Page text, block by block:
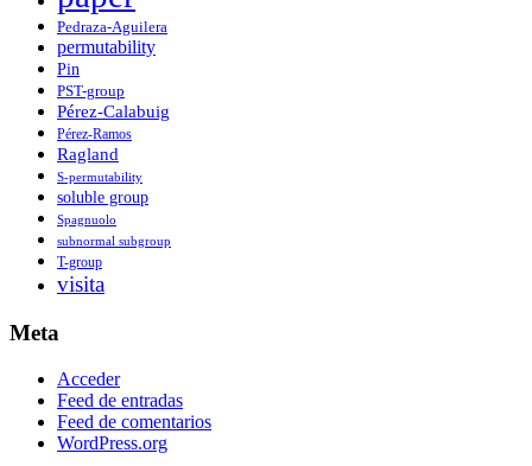
Pedraza-Aguilera
permutability
Pin
PST-group
Pérez-Calabuig
Pérez-Ramos
Ragland
S-permutability
soluble group
Spagnuolo
subnormal subgroup
T-group
visita
Meta
Acceder
Feed de entradas
Feed de comentarios
WordPress.org